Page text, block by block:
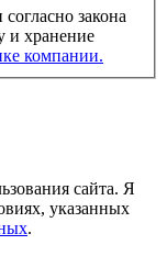
закона
и хранение
компании.
сайта. Я
указанных
.